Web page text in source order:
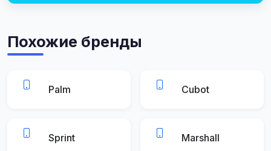
Похожие бренды
Palm Cubot
Sprint Marshall